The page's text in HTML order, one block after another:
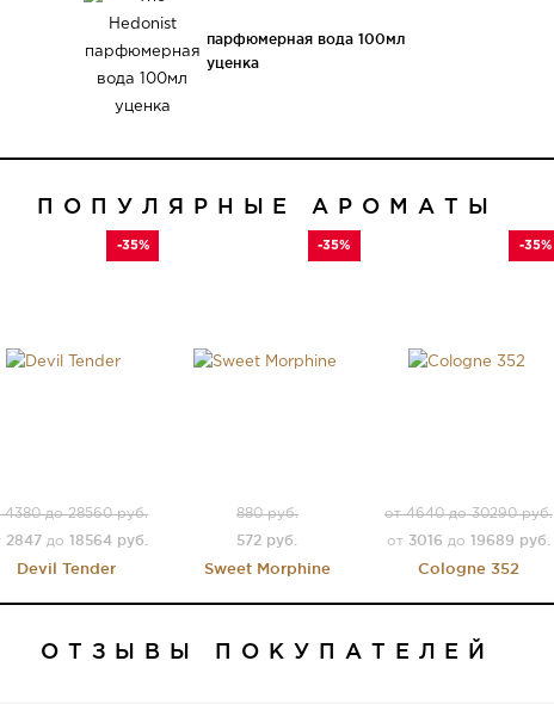
парфюмерная вода 100мл
уценка
ПОПУЛЯРНЫЕ АРОМАТЫ
-35%
4380 до 28560 руб.
2847до 18564 руб.
Devil Tender
-35%
880 руб.
572 руб.
Sweet Morphine
-35%
от 4640 до 30290 руб.
от 3016 до19689 руб.
Cologne 352
ОТЗЫВЫ ПОКУПАТЕЛЕЙ